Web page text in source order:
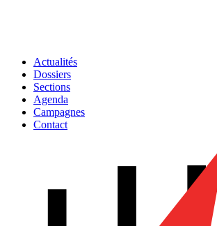
Actualités
Dossiers
Sections
Agenda
Campagnes
Contact